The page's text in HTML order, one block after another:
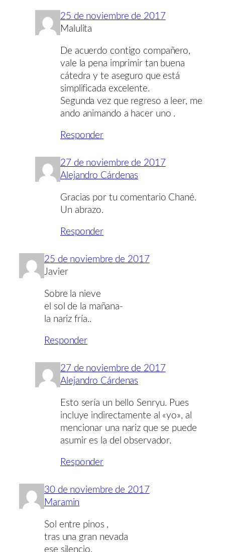
25 de noviembre de 2017
Malulita
De acuerdo contigo compañero,
vale la pena imprimir tan buena
cátedra y te aseguro que está
simplificada excelente.
Segunda vez que regreso a leer, me
ando animando a hacer uno .
Responder
27 de noviembre de 2017
Alejandro Cárdenas
Gracias por tu comentario Chané.
Un abrazo.
Responder
25 de noviembre de 2017
Javier
Sobre la nieve
el sol de la mañana-
la nariz fría..
Responder
27 de noviembre de 2017
Alejandro Cárdenas
Esto sería un bello Senryu. Pues
incluye indirectamente al «yo», al
mencionar una nariz que se puede
asumir es la del observador.
Responder
30 de noviembre de 2017
Maramin
Sol entre pinos ,
tras una gran nevada
ese silencio.